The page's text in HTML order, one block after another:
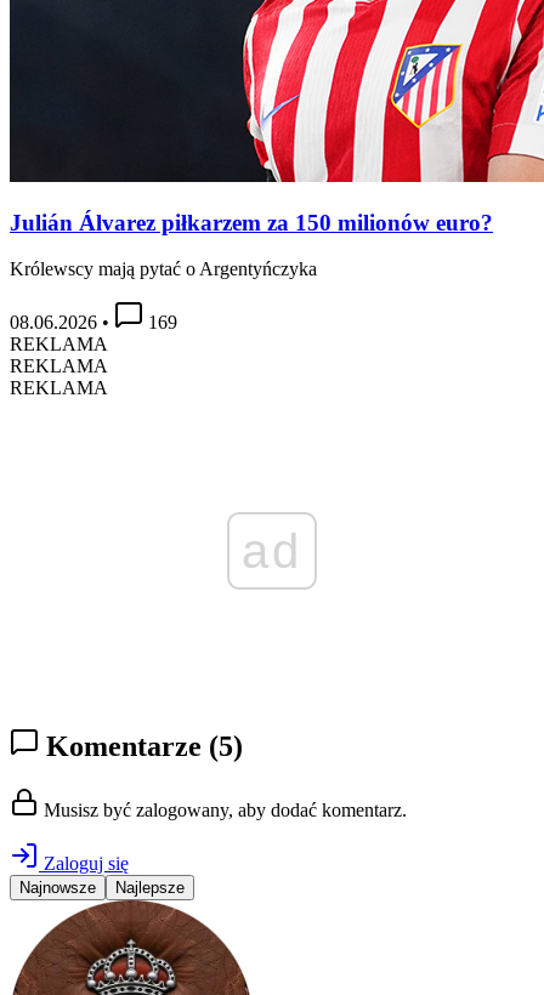
Julián Álvarez piłkarzem za 150 milionów euro?
Królewscy mają pytać o Argentyńczyka
08.06.2026 •
169
REKLAMA
REKLAMA
REKLAMA
ad
Komentarze (5)
Musisz być zalogowany, aby dodać komentarz.
Zaloguj się
Najnowsze Najlepsze